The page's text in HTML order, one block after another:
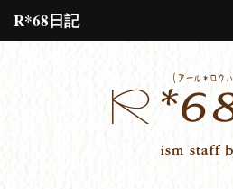
R*68日記
Please assign a menu to the primary
the design.